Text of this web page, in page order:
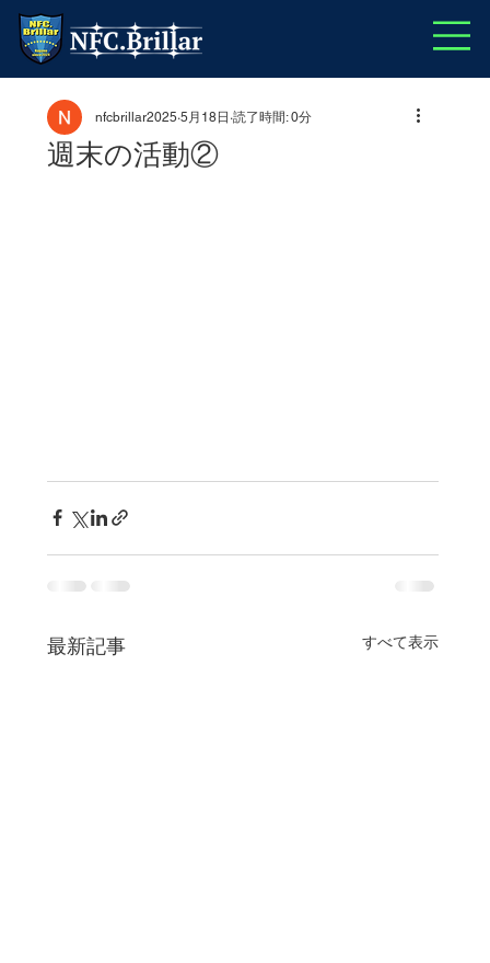
週末の活動②
nfcbrillar2025 5月18日 読了時間: 0分
最新記事 すべて表示